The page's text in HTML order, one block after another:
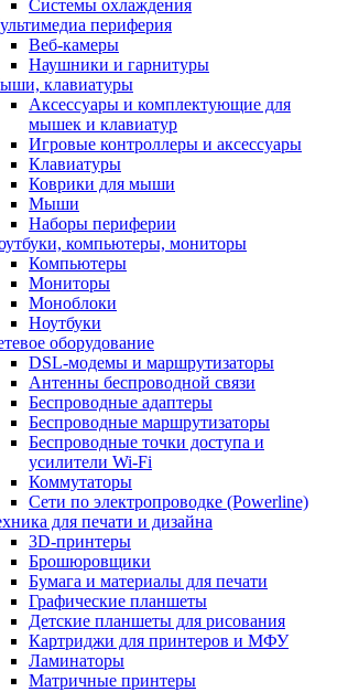
Системы охлаждения
периферия
Веб-камеры
Наушники и гарнитуры
клавиатуры
Аксессуары и комплектующие для
мышек и клавиатур
Игровые контроллеры и аксессуары
Клавиатуры
Коврики для мыши
Мыши
Наборы периферии
компьютеры, мониторы
Компьютеры
Мониторы
Моноблоки
Ноутбуки
оборудование
DSL-модемы и маршрутизаторы
Антенны беспроводной связи
Беспроводные адаптеры
Беспроводные маршрутизаторы
Беспроводные точки доступа и
усилители Wi-Fi
Коммутаторы
Сети по электропроводке (Powerline)
для печати и дизайна
3D-принтеры
Брошюровщики
Бумага и материалы для печати
Графические планшеты
Детские планшеты для рисования
Картриджи для принтеров и МФУ
Ламинаторы
Матричные принтеры